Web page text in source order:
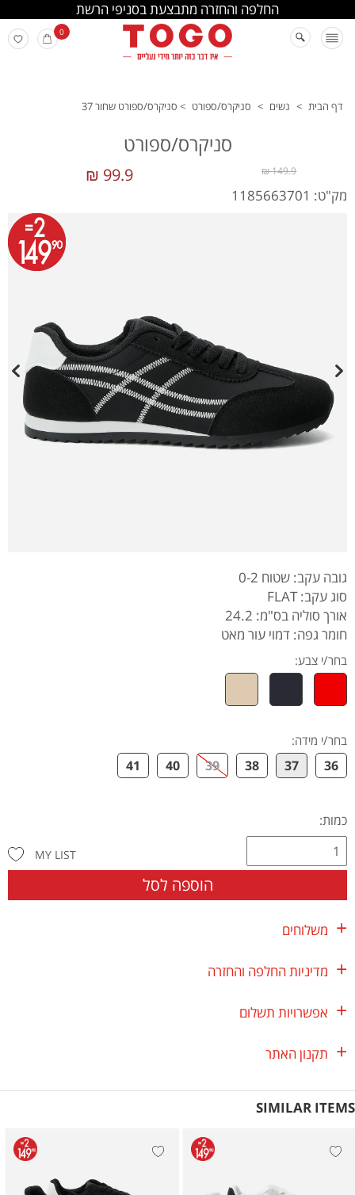
החלפה והחזרה מתבצעת בסניפי הרשת
0
דף הבית > נשים > סניקרס/ספורט > סניקרס/ספורט שחור 37
סניקרס/ספורט
99.9 ₪ 149.9 ₪
מק"ט: 1185663701
גובה עקב: שטוח 0-2
סוג עקב: FLAT
אורך סוליה בס"מ: 24.2
חומר גפה: דמוי עור מאט
בחר/י צבע:
בחר/י מידה:
36
37
38
39
40
41
כמות:
הוספה לסל
MY LIST
משלוחים
מדיניות החלפה והחזרה
אפשרויות תשלום
תקנון האתר
SIMILAR ITEMS